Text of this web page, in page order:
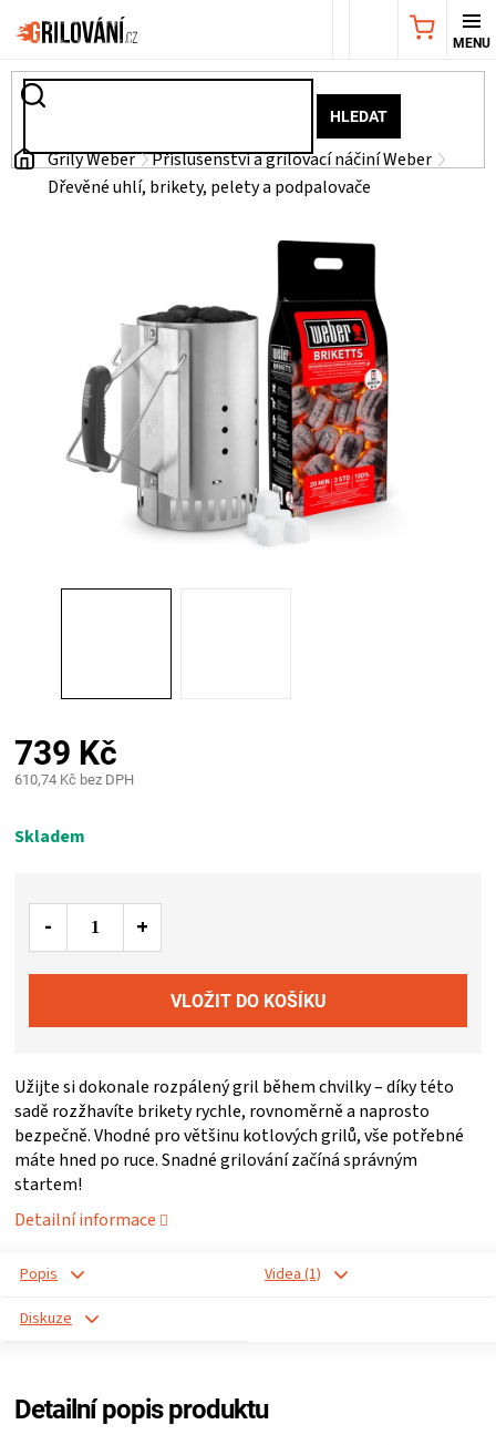
na
HLEDAT
NÁKUPNÍ
AKČNÍ
NABÍDKA
PŘÍSLUŠENSTVÍ
NÁDOBÍ
NA
ZRÁNÍ
MASA
VENKOVNÍ
KNIHY
O
Domů
Grily Weber
Příslušenství a grilovací náčiní Weber
Dřevěné uhlí, brikety, pelety a podpalovače
739 Kč
610,74 Kč bez DPH
cena:
Skladem
Užijte si dokonale rozpálený gril během chvilky – díky této
sadě rozžhavíte brikety rychle, rovnoměrně a naprosto
bezpečně. Vhodné pro většinu kotlových grilů, vše potřebné
máte hned po ruce. Snadné grilování začíná správným
startem!
Detailní informace
Popis
Videa (1)
Diskuze
Detailní popis produktu